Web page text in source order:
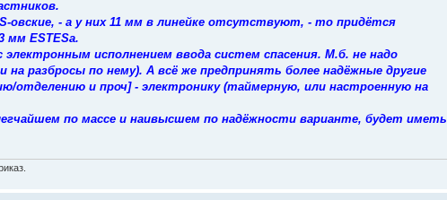
овские, - а у них 11 мм в линейке отсутствуют, - то придётся
мм ESTESа.
исполнением ввода систем спасения. М.б. не надо
разбросы по нему). А всё же предпринять более надёжные другие
отделению и проч] - электронику (таймерную, или настроенную на
по массе и наивысшем по надёжности варианте, будет иметь